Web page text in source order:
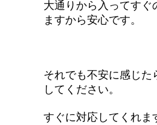
大通りから入ってすぐ
ますから安心です。
それでも不安に感じた
してください。
すぐに対応してくれま